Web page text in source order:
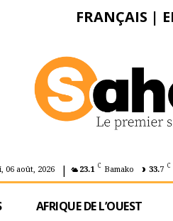
FRANÇAIS |
06 août, 2026 | 23.1 C Bamako 33.7 C
AFRIQUE DE L’OUEST